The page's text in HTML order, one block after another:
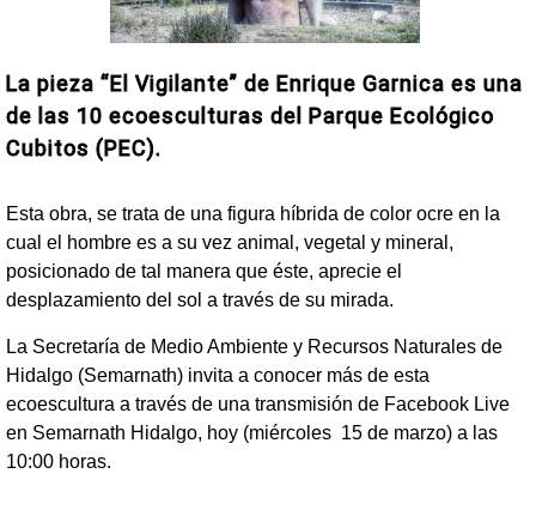
La pieza “El Vigilante” de Enrique Garnica es una
de las 10 ecoesculturas del Parque Ecológico
Cubitos (PEC).
Esta obra, se trata de una figura híbrida de color ocre en la
cual el hombre es a su vez animal, vegetal y mineral,
posicionado de tal manera que éste, aprecie el
desplazamiento del sol a través de su mirada.
La Secretaría de Medio Ambiente y Recursos Naturales de
Hidalgo (Semarnath) invita a conocer más de esta
ecoescultura a través de una transmisión de Facebook Live
en Semarnath Hidalgo, hoy (miércoles 15 de marzo) a las
10:00 horas.